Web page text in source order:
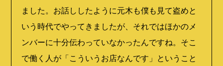
ました。お話ししたように元木も僕も見て盗めと
いう時代でやってきましたが、それではほかのメ
ンバーに十分伝わっていなかったんですね。そこ
で働く人が「こういうお店なんです」ということ